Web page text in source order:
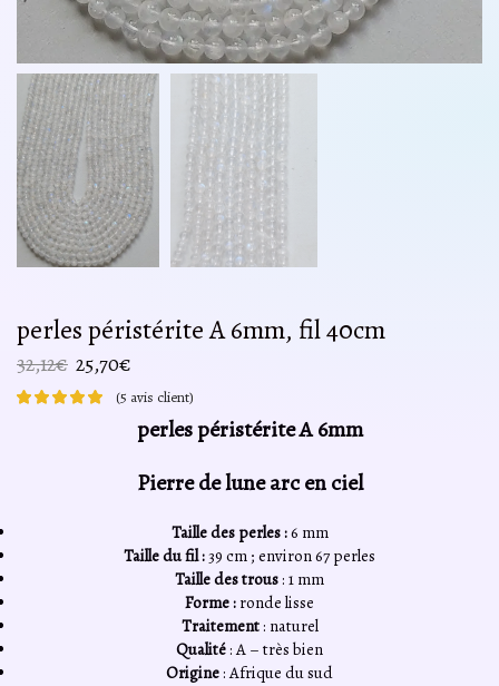
perles péristérite A 6mm, fil 40cm
32,12€ Le
prix
initial
25,70€
prix
actuel
est :
(5 avis client)
perles péristérite A 6mm
Pierre de lune arc en ciel
Taille des perles :6 mm
Taille du fil :39 cm ; environ 67 perles
Taille des trous: 1 mm
Forme : ronde lisse
Traitement: naturel
Qualité: A – très bien
Origine: Afrique du sud